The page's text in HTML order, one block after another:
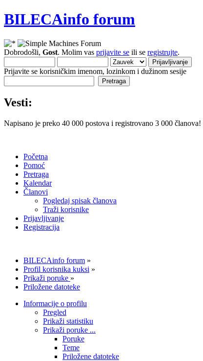
BILECAinfo forum
Dobrodošli, Gost. Molim vas prijavite se ili se registrujte.
Prijavite se korisničkim imenom, lozinkom i dužinom sesije
Vesti:
Napisano je preko 40 000 postova i registrovano 3 000 članova!
Početna
Pomoć
Pretraga
Kalendar
Članovi
Pogledaj spisak članova
Traži korisnike
Prijavljivanje
Registracija
BILECAinfo forum »
Profil korisnika kuksi »
Prikaži poruke »
Priložene datoteke
Informacije o profilu
Pregled
Prikaži statistiku
Prikaži poruke ...
Poruke
Teme
Priložene datoteke